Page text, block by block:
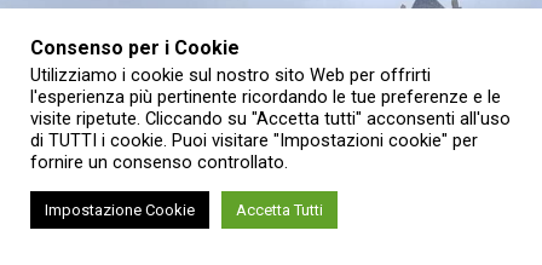
Consenso per i Cookie
Utilizziamo i cookie sul nostro sito Web per offrirti
l'esperienza più pertinente ricordando le tue preferenze e le
visite ripetute. Cliccando su "Accetta tutti" acconsenti all'uso
di TUTTI i cookie. Puoi visitare "Impostazioni cookie" per
fornire un consenso controllato.
Impostazione Cookie Accetta Tutti